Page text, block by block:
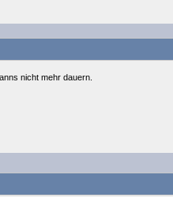
nicht mehr dauern.